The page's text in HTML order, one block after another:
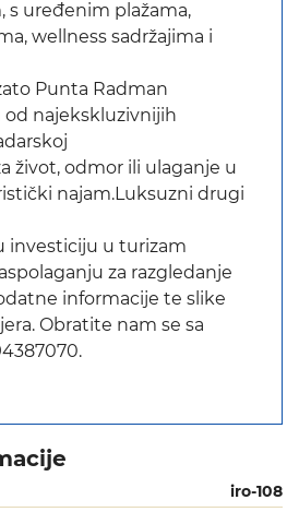
s uređenim plažama,
wellness sadržajima i
Punta Radman
najekskluzivnijih
život, odmor ili ulaganje u
najam.Luksuzni drugi
investiciju u turizam
za razgledanje
informacije te slike
Obratite nam se sa
iro-108